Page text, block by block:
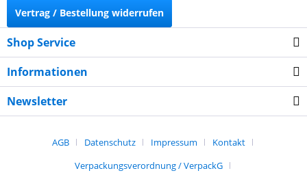
Vertrag / Bestellung widerrufen
Shop Service
Informationen
Newsletter
AGB Datenschutz Impressum
Kontakt
Verpackungsverordnung / VerpackG